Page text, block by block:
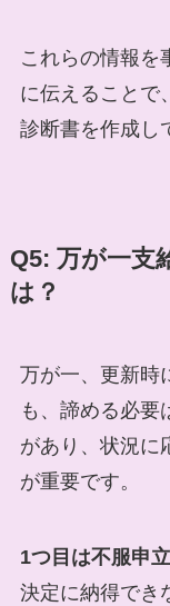
これらの情報を
に伝えることで
診断書を作成し
Q5: 万が一支
は？
万が一、更新時
も、諦める必要
があり、状況に
が重要です。
1つ目は不服申
決定に納得でき